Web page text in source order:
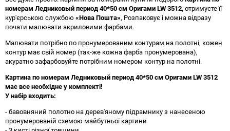
номерам Ледниковый период 40*50 см Оригами LW 3512,отримуєте її
кур'єрською службою «Нова Пошта», Розпаковує і можна відразу
почати малювати акриловими фарбами.
Малювати потрібно по пронумерованим контурам на полотні, кожен
контур має свій номер (так-же кожна фарба пронумерована),
акуратно зафарбовуйте потрібним номером контур на полотні.
Картина по номерам Ледниковый период 40*50 см Оригами LW 3512
має все необхідне у комплекті!
У набір входить:
- бавовняний полотно на дерев'яному підрамнику з нанесеною
пронумерованій схемою майбутньої картини